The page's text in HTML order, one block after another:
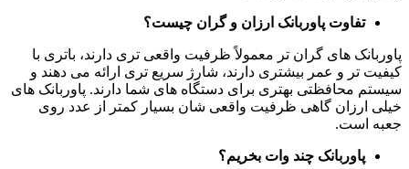
تفاوت پاوربانک ارزان و گران چیست؟
پاوربانک های گران تر معمولاً ظرفیت واقعی تری دارند، باتری با
کیفیت تر و عمر بیشتری دارند، شارژ سریع تری ارائه می دهند و
سیستم محافظتی بهتری برای دستگاه های شما دارند. پاوربانک های
خیلی ارزان گاهی ظرفیت واقعی شان بسیار کمتر از عدد روی
جعبه است.
پاوربانک چند وات بخریم؟